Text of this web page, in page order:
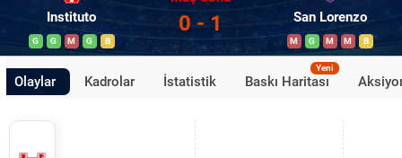
Instituto
G G M G B
0 - 1 San Lorenzo
M G M M B
Olaylar Kadrolar İstatistik Baskı Haritası
Yeni